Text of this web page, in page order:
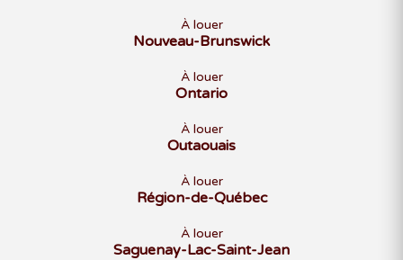
À louer
Nouveau-Brunswick
À louer
Ontario
À louer
Outaouais
À louer
Région-de-Québec
À louer
Saguenay-Lac-Saint-Jean